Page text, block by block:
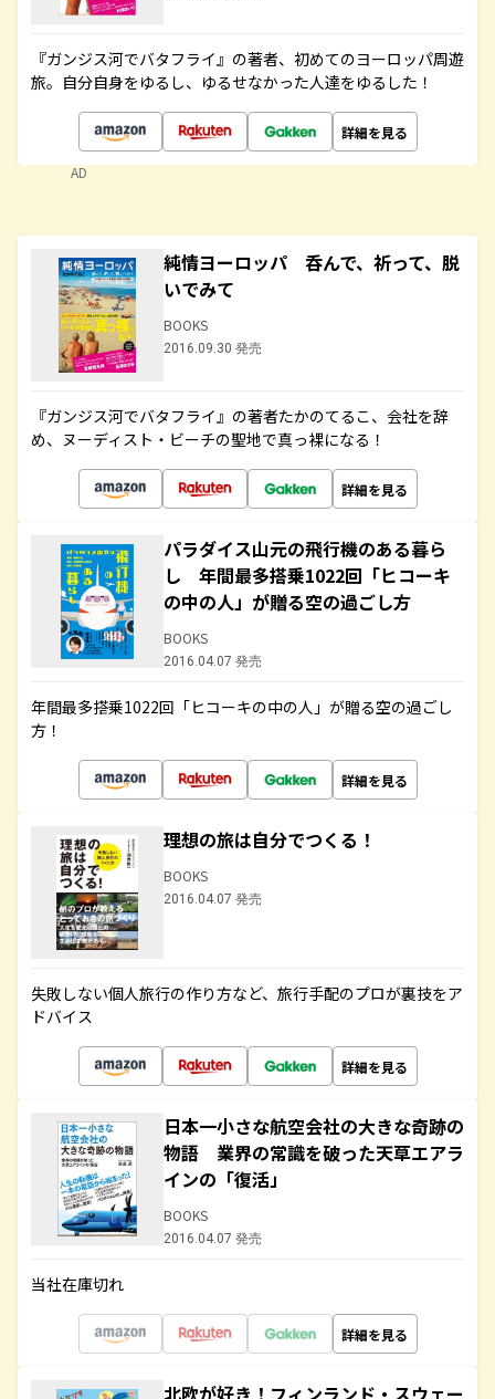
『ガンジス河でバタフライ』の著者、初めてのヨーロッパ周遊
旅。自分自身をゆるし、ゆるせなかった人達をゆるした！
詳細を見る
AD
純情ヨーロッパ 呑んで、祈って、脱
いでみて
BOOKS
2016.09.30 発売
『ガンジス河でバタフライ』の著者たかのてるこ、会社を辞
め、ヌーディスト・ビーチの聖地で真っ裸になる！
詳細を見る
パラダイス山元の飛行機のある暮ら
し 年間最多搭乗1022回「ヒコーキ
の中の人」が贈る空の過ごし方
BOOKS
2016.04.07 発売
年間最多搭乗1022回「ヒコーキの中の人」が贈る空の過ごし
方！
詳細を見る
理想の旅は自分でつくる！
BOOKS
2016.04.07 発売
失敗しない個人旅行の作り方など、旅行手配のプロが裏技をア
ドバイス
詳細を見る
日本一小さな航空会社の大きな奇跡の
物語 業界の常識を破った天草エアラ
インの「復活」
BOOKS
2016.04.07 発売
当社在庫切れ
詳細を見る
北欧が好き！フィンランド・スウェー